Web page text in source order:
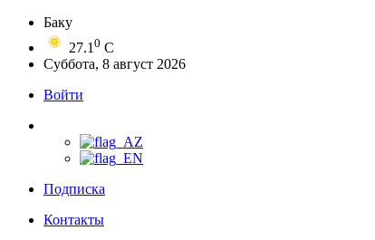
Баку
27.1 0 C
Суббота, 8 август 2026
Войти
Подписка
Контакты